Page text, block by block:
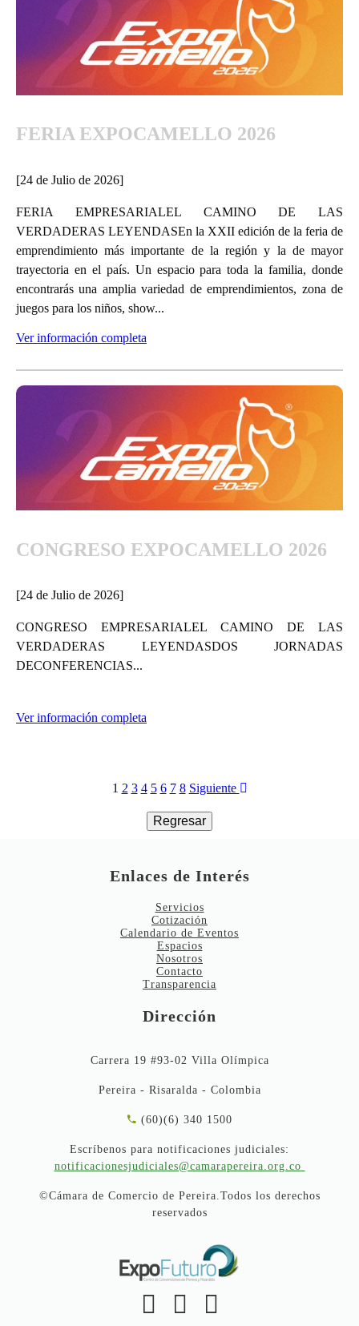
FERIA EXPOCAMELLO 2026
[24 de Julio de 2026]
FERIA EMPRESARIALEL CAMINO DE LAS
VERDADERAS LEYENDASEn la XXII edición de la feria de
emprendimiento más importante de la región y la de mayor
trayectoria en el país. Un espacio para toda la familia, donde
encontrarás una amplia variedad de emprendimientos, zona de
juegos para los niños, show...
Ver información completa
CONGRESO EXPOCAMELLO 2026
[24 de Julio de 2026]
CONGRESO EMPRESARIALEL CAMINO DE LAS
VERDADERAS LEYENDASDOS JORNADAS
DECONFERENCIAS...
Ver información completa
1 2 3 4 5 6 7 8 Siguiente
Enlaces de Interés
Servicios
Cotización
Calendario de Eventos
Espacios
Nosotros
Contacto
Transparencia
Dirección
Carrera 19 #93-02 Villa Olímpica
Pereira - Risaralda - Colombia
(60)(6) 340 1500
Escríbenos para notificaciones judiciales:
notificacionesjudiciales@camarapereira.org.co
©Cámara de Comercio de Pereira.Todos los derechos
reservados